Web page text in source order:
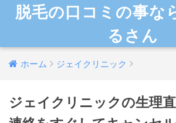
脱毛の口コミの事な
るさん
ホーム ジェイクリニック
ジェイクリニックの生理直